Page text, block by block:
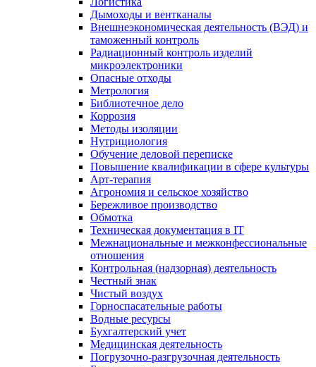
Дымоходы и вентканалы
Внешнеэкономическая деятельность (ВЭД) и
таможенный контроль
Радиационный контроль изделий
микроэлектроники
Опасные отходы
Метрология
Библиотечное дело
Коррозия
Методы изоляции
Нутрициология
Обучение деловой переписке
Повышение квалификации в сфере культуры
Арт-терапия
Агрономия и сельское хозяйство
Бережливое производство
Обмотка
Техническая документация в IT
Межнациональные и межконфессиональные
отношения
Контрольная (надзорная) деятельность
Честный знак
Чистый воздух
Горноспасательные работы
Водные ресурсы
Бухгалтерский учет
Медицинская деятельность
Погрузочно-разгрузочная деятельность